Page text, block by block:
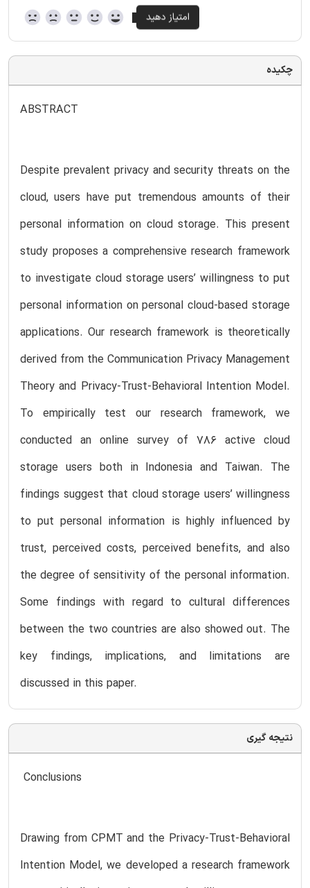
چکیده
ABSTRACT
Despite prevalent privacy and security threats on the
cloud, users have put tremendous amounts of their
personal information on cloud storage. This present
study proposes a comprehensive research framework
to investigate cloud storage users’ willingness to put
personal information on personal cloud-based storage
applications. Our research framework is theoretically
derived from the Communication Privacy Management
Theory and Privacy-Trust-Behavioral Intention Model.
To empirically test our research framework, we
conducted an online survey of 786 active cloud
storage users both in Indonesia and Taiwan. The
findings suggest that cloud storage users’ willingness
to put personal information is highly influenced by
trust, perceived costs, perceived benefits, and also
the degree of sensitivity of the personal information.
Some findings with regard to cultural differences
between the two countries are also showed out. The
key findings, implications, and limitations are
discussed in this paper.
نتیجه گیری
Conclusions
Drawing from CPMT and the Privacy-Trust-Behavioral
Intention Model, we developed a research framework